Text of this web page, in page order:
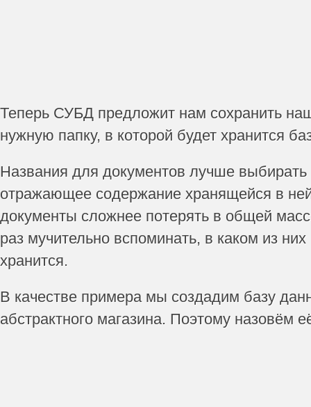
Теперь СУБД предложит нам сохранить
нужную папку, в которой будет хранится
Названия для документов лучше
отражающее содержание хранящейся в
документы сложнее потерять в общей
раз мучительно вспоминать, в каком из
хранится.
В качестве примера мы создадим базу
абстрактного магазина. Поэтому назовём